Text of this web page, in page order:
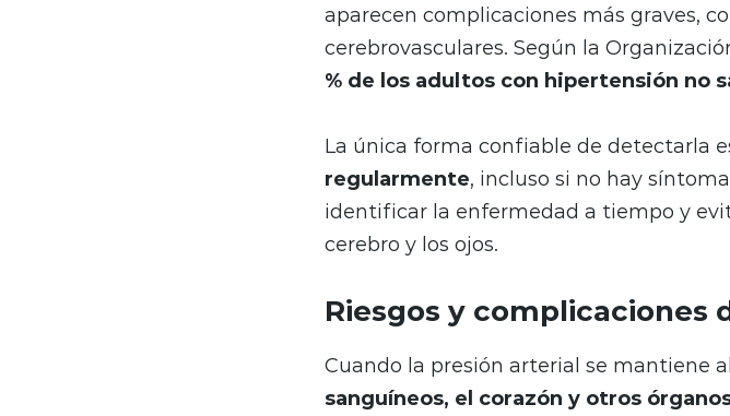
aparecen complicaciones más graves,
cerebrovasculares. Según la
% de los adultos con hipertensión no
La única forma confiable de detectarla
regularmente, incluso si no hay
identificar la enfermedad a tiempo y
cerebro y los ojos.
Riesgos y complicaciones
Cuando la presión arterial se mantiene
sanguíneos, el corazón y otros